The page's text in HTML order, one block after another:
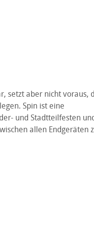
setzt aber nicht voraus,
Spin ist eine
und Stadtteilfesten
allen Endgeräten